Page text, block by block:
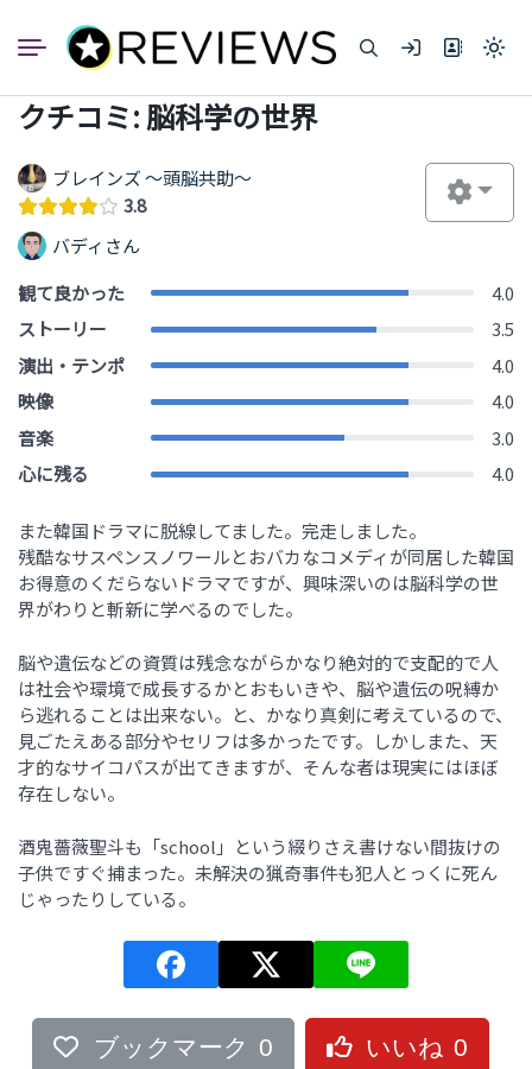
ン
Light
dark)
クチコミ: 脳科学の世界
ブレインズ ～頭脳共助～
3.8
バディさん
観て良かった
4.0
ストーリー
3.5
演出・テンポ
4.0
映像
4.0
音楽
3.0
心に残る
4.0
また韓国ドラマに脱線してました。完走しました。
残酷なサスペンスノワールとおバカなコメディが同居した韓国
お得意のくだらないドラマですが、興味深いのは脳科学の世
界がわりと斬新に学べるのでした。
脳や遺伝などの資質は残念ながらかなり絶対的で支配的で人
は社会や環境で成長するかとおもいきや、脳や遺伝の呪縛か
ら逃れることは出来ない。と、かなり真剣に考えているので、
見ごたえある部分やセリフは多かったです。しかしまた、天
才的なサイコパスが出てきますが、そんな者は現実にはほぼ
存在しない。
酒鬼薔薇聖斗も「school」という綴りさえ書けない間抜けの
子供ですぐ捕まった。未解決の猟奇事件も犯人とっくに死ん
じゃったりしている。
ブックマーク 0 いいね 0